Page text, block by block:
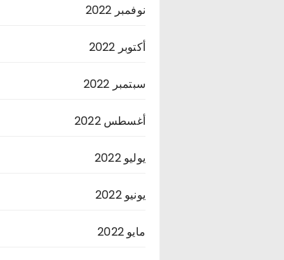
نوفمبر 2022
أكتوبر 2022
سبتمبر 2022
أغسطس 2022
يوليو 2022
يونيو 2022
مايو 2022